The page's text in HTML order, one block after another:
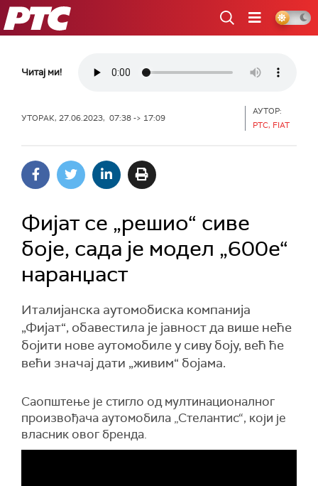
РТС
Читај ми!
УТОРАК, 27.06.2023, 07:38 -> 17:09
АУТОР:
РТС, FIAT
Фијат се „решио“ сиве
боје, сада је модел „600е“
наранџаст
Италијанска аутомобиска компанија
„Фијат“, обавестила је јавност да више неће
бојити нове аутомобиле у сиву боју, већ ће
већи значај дати „живим“ бојама.
Саопштење је стигло од мултинационалног
произвођача аутомобила „Стелантис“, који је
власник овог бренда.